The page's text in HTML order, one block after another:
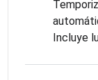
Incluye